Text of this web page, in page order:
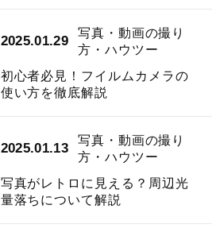
2025.01.29
写真・動画の撮り
方・ハウツー
初心者必見！フイルムカメラの
使い方を徹底解説
2025.01.13
写真・動画の撮り
方・ハウツー
写真がレトロに見える？周辺光
量落ちについて解説